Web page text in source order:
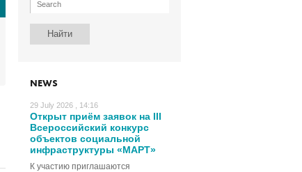
NEWS
29 July 2026 , 14:16
Открыт приём заявок на III
Всероссийский конкурс
объектов социальной
инфраструктуры «МАРТ»
К участию приглашаются